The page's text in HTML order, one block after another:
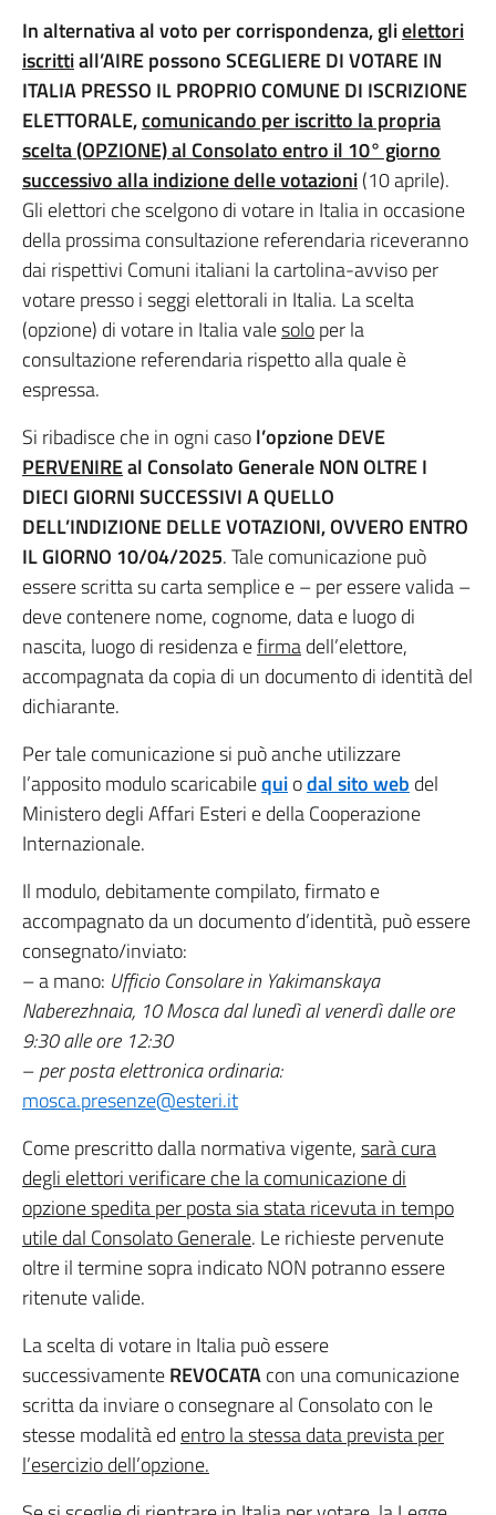
In alternativa al voto per corrispondenza, glielettori
iscrittiall’AIRE possono SCEGLIERE DI VOTARE IN
ITALIA PRESSO IL PROPRIO COMUNE DI ISCRIZIONE
ELETTORALE,comunicando per iscritto la propria
scelta (OPZIONE) al Consolato entro il 10° giorno
successivo alla indizione delle votazioni(10 aprile).
Gli elettori che scelgono di votare in Italia in occasione
della prossima consultazione referendaria riceveranno
dai rispettivi Comuni italiani la cartolina-avviso per
votare presso i seggi elettorali in Italia. La scelta
(opzione) di votare in Italia valesoloper la
consultazione referendaria rispetto alla quale è
espressa.
Si ribadisce che in ogni casol’opzione DEVE
PERVENIREal Consolato Generale NON OLTRE I
DIECI GIORNI SUCCESSIVI A QUELLO
DELL’INDIZIONE DELLE VOTAZIONI, OVVERO ENTRO
IL GIORNO 10/04/2025. Tale comunicazione può
essere scritta su carta semplice e – per essere valida –
deve contenere nome, cognome, data e luogo di
nascita, luogo di residenza efirmadell’elettore,
accompagnata da copia di un documento di identità del
dichiarante.
Per tale comunicazione si può anche utilizzare
l’apposito modulo scaricabilequiodal sito webdel
Ministero degli Affari Esteri e della Cooperazione
Internazionale.
Il modulo, debitamente compilato, firmato e
accompagnato da un documento d’identità, può essere
consegnato/inviato:
– a mano: Ufficio Consolare in Yakimanskaya
Naberezhnaia, 10 Mosca dal lunedì al venerdì dalle ore
9:30 alle ore 12:30
–per posta elettronica ordinaria:
mosca.presenze@esteri.it
Come prescritto dalla normativa vigente,sarà cura
degli elettori verificare che la comunicazione di
opzione spedita per posta sia stata ricevuta in tempo
utile dal Consolato Generale. Le richieste pervenute
oltre il termine sopra indicato NON potranno essere
ritenute valide.
La scelta di votare in Italia può essere
successivamenteREVOCATAcon una comunicazione
scritta da inviare o consegnare al Consolato con le
stesse modalità edentro la stessa data prevista per
l’esercizio dell’opzione.